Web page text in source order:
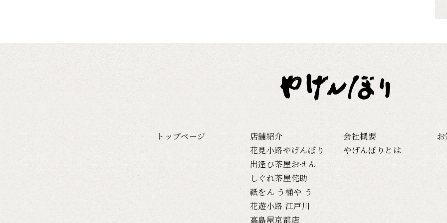
トップページ
店舗紹介
花見小路やげんぼり
出逢ひ茶屋おせん
しぐれ茶屋侘助
祇をん う桶や う
花遊小路 江戸川
高島屋京都店
会社概要
やげんぼりとは